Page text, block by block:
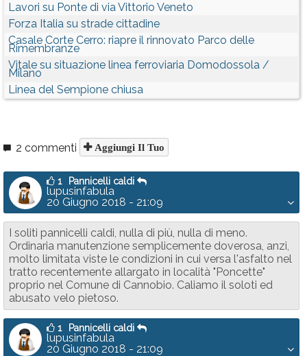
Lavori su Ponte di via Vittorio Veneto
Forza Italia su strade cittadine
Casale Corte Cerro: riapre il rinnovato Parco delle
Rimembranze
Vitale su situazione linea ferroviaria Domodossola /
Milano
Linea del Sempione chiusa
2 commenti Aggiungi Il Tuo
1 Pannicelli caldi
lupusinfabula
20 Giugno 2018 - 21:09
I soliti pannicelli caldi, nulla di più, nulla di meno.
Ordinaria manutenzione semplicemente doverosa, anzi,
molto limitata viste le condizioni in cui versa l'asfalto nel
tratto recentemente allargato in località "Poncette"
proprio nel Comune di Cannobio. Caliamo il soloti ed
abusato velo pietoso.
1 Pannicelli caldi
lupusinfabula
20 Giugno 2018 - 21:09